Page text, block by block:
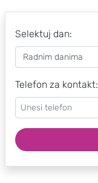
Selektuj dan:
Telefon za kontakt: